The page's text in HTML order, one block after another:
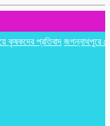
প্রতিবাদ জগন্নাথপুরে নৌকা